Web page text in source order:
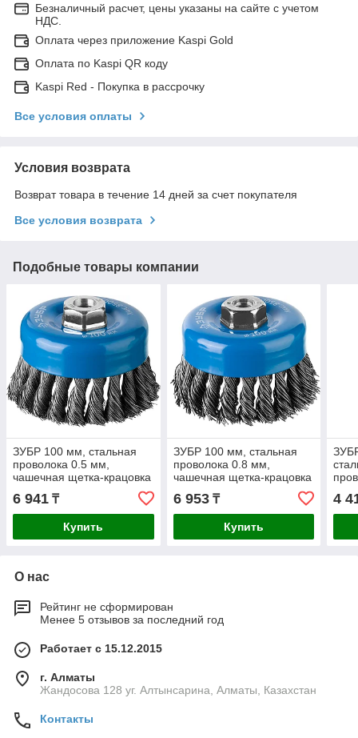
Безналичный расчет, цены указаны на сайте с учетом
НДС.
Оплата через приложение Kaspi Gold
Оплата по Kaspi QR коду
Kaspi Red - Покупка в рассрочку
Все условия оплаты
Условия возврата
Возврат товара в течение 14 дней за счет покупателя
Все условия возврата
Подобные товары компании
ЗУБР 100 мм, стальная
проволока 0.5 мм,
чашечная щетка-крацовка
для УШМ, Профессионал
(35275-100)
6 941 ₸
Купить
ЗУБР 100 мм, стальная
проволока 0.8 мм,
чашечная щетка-крацовка
для УШМ, Профессионал
(35277-100)
6 953₸
Купить
для
4
О нас
Рейтинг не сформирован
Менее 5 отзывов за последний год
Работает с 15.12.2015
г. Алматы
Жандосова 128 уг. Алтынсарина, Алматы, Казахстан
Контакты